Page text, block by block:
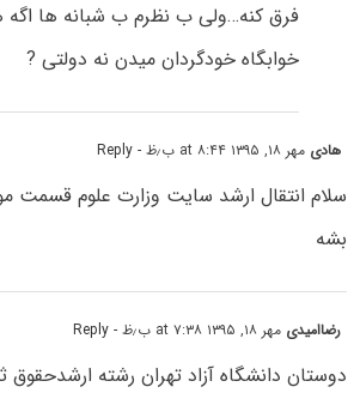
فرق کنه…ولی ب نظرم ب شبانه ها
خوابگاه خودگردان میدن نه دولتی ?
هادی مهر ۱۸, ۱۳۹۵ at ۸:۴۴ ب٫ظ - Reply
سلام انتقال ارشد سایت وزارت علوم قسمت
بشه
رضاامیدی مهر ۱۸, ۱۳۹۵ at ۷:۳۸ ب٫ظ - Reply
دوستان دانشگاه آزاد تهران رشته ارشدحقوق